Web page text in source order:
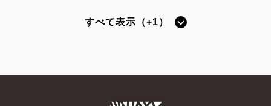
2
ダブルサイズ / 幅131-150cm×1
すべて表示（+1）